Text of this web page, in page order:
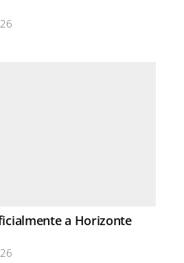
a Horizonte